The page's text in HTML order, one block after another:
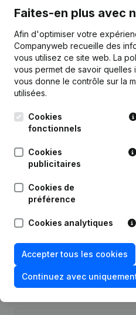
Bénéfices/pertes
Capitaux propres
Publicationsde Palyntech
Date
Questions fréquemment
Faites-en plus avec
Afin d'optimiser votre
Companyweb recueille des
vous utilisez ce site web. La
vous permet de savoir quelles
vous donne le contrôle sur la
utilisées.
Cookies
fonctionnels
Cookies
publicitaires
Cookies de
préférence
Cookies analytiques
Accepter tous les cookies
Continuez avec